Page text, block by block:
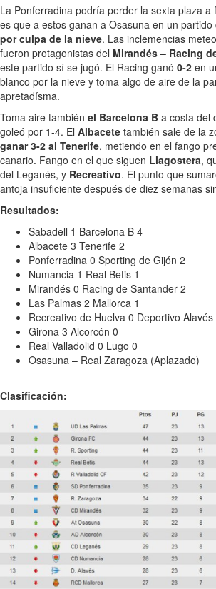
La Ponferradina podría perder la sexta plaza a
es que a estos ganan a Osasuna en un partido
por culpa de la nieve. Las inclemencias
fueron protagonistas del Mirandés – Racing
este partido sí se jugó. El Racing ganó 0-2 en
blanco por la nieve y toma algo de aire de la
apretadísma.
Toma aire también el Barcelona B a costa del
goleó por 1-4. El Albacete también sale de la
ganar 3-2 al Tenerife, metiendo en el fango
canario. Fango en el que siguen Llagostera,
del Leganés, y Recreativo. El punto que
antoja insuficiente después de diez semanas
Resultados:
Sabadell 1 Barcelona B 4
Albacete 3 Tenerife 2
Ponferradina 0 Sporting de Gijón 2
Numancia 1 Real Betis 1
Mirandés 0 Racing de Santander 2
Las Palmas 2 Mallorca 1
Recreativo de Huelva 0 Deportivo Alavés
Girona 3 Alcorcón 0
Real Valladolid 0 Lugo 0
Osasuna – Real Zaragoza (Aplazado)
Clasificación: